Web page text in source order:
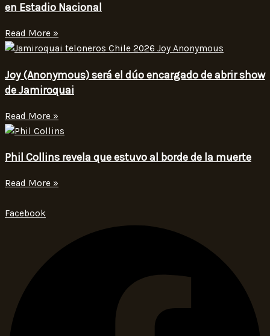
en Estadio Nacional
Read More »
Joy (Anonymous) será el dúo encargado de abrir show
de Jamiroquai
Read More »
Phil Collins revela que estuvo al borde de la muerte
Read More »
Facebook